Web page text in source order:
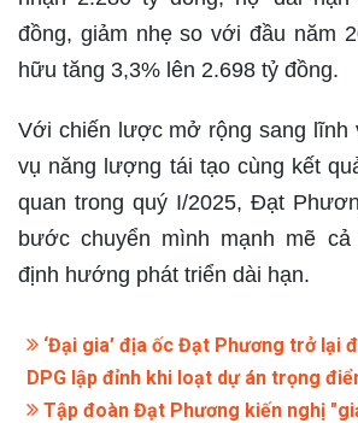
đồng, giảm nhẹ so với đầu năm
hữu tăng 3,3% lên 2.698 tỷ đồng.
Với chiến lược mở rộng sang lĩnh
vụ năng lượng tái tạo cùng kết
quan trong quý I/2025, Đạt
bước chuyển mình mạnh mẽ
định hướng phát triển dài hạn.
‘Đại gia’ địa ốc Đạt Phương trở lại
DPG lập đỉnh khi loạt dự án trọng
Tập đoàn Đạt Phương kiến nghị